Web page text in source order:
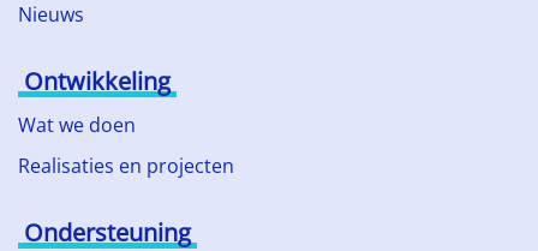
Nieuws
Ontwikkeling
Wat we doen
Realisaties en projecten
Ondersteuning